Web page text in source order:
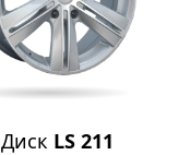
Диск LS 211